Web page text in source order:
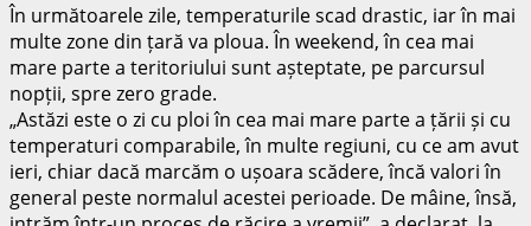
În următoarele zile, temperaturile scad drastic, iar în mai
multe zone din țară va ploua. În weekend, în cea mai
mare parte a teritoriului sunt așteptate, pe parcursul
nopții, spre zero grade.
„Astăzi este o zi cu ploi în cea mai mare parte a țării și cu
temperaturi comparabile, în multe regiuni, cu ce am avut
ieri, chiar dacă marcăm o ușoara scădere, încă valori în
general peste normalul acestei perioade. De mâine, însă,